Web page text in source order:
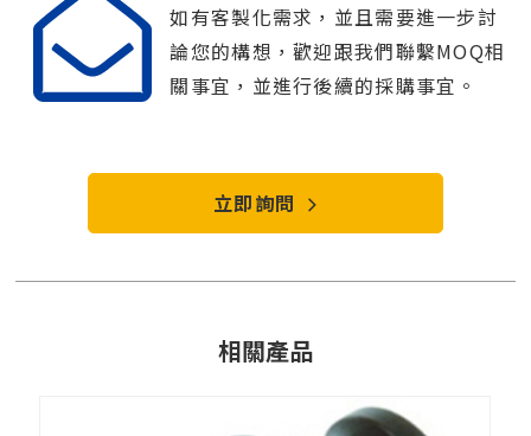
如有客製化需求，並且需要進一步討
論您的構想，歡迎跟我們聯繫MOQ相
關事宜，並進行後續的採購事宜。
立即詢問
相關產品